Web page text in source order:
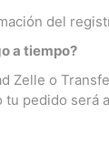
del
a tiempo?
Zelle o
pedido será